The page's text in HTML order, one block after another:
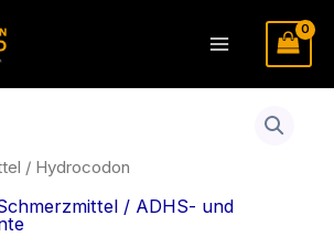
Main
Menu
/ Hydrocodon
/ ADHS- und